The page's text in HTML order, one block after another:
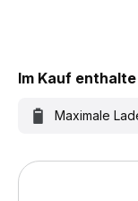
Im Kauf enthalte
Maximale